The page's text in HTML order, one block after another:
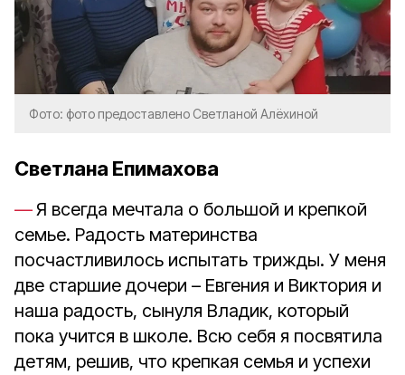
Фото: фото предоставлено Светланой Алёхиной
Светлана Епимахова
Я всегда мечтала о большой и крепкой
семье. Радость материнства
посчастливилось испытать трижды. У меня
две старшие дочери – Евгения и Виктория и
наша радость, сынуля Владик, который
пока учится в школе. Всю себя я посвятила
детям, решив, что крепкая семья и успехи